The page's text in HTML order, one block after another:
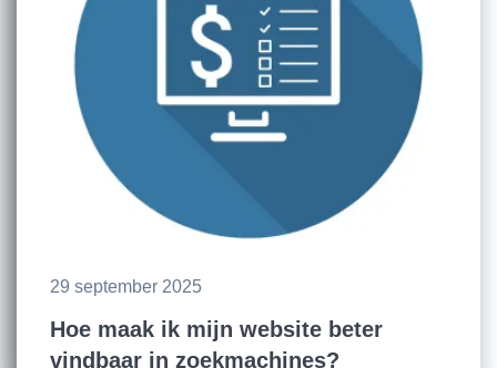
29 september 2025
Hoe maak ik mijn website beter
vindbaar in zoekmachines?